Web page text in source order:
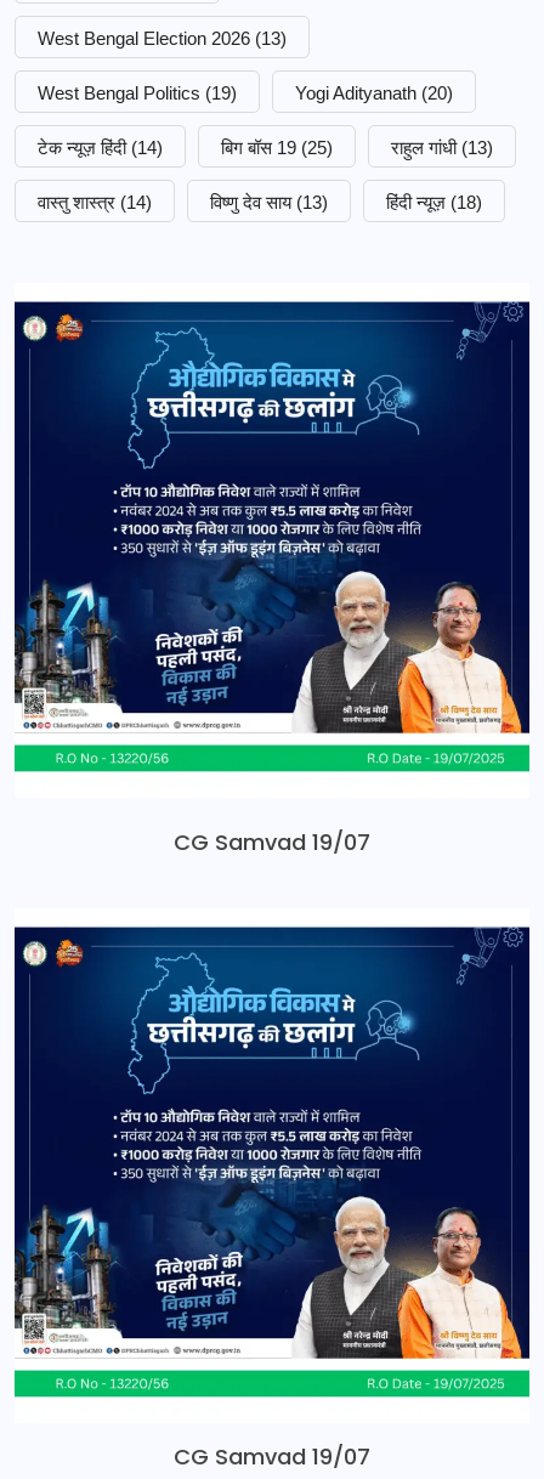
West Bengal Election 2026 (13)
West Bengal Politics (19) Yogi Adityanath (20)
टेक न्यूज़ हिंदी (14) बिग बॉस 19 (25) राहुल गांधी (13)
वास्तु शास्त्र (14) विष्णु देव साय (13) हिंदी न्यूज़ (18)
CG Samvad 19/07
CG Samvad 19/07